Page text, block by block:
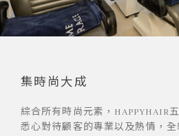
集時尚大成
綜合所有時尚元素，HAPPYHAIR
悉心對待顧客的專業以及熱情，